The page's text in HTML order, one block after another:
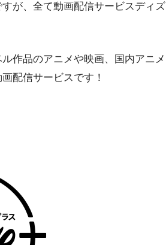
が、全て動画配信サービスディズ
作品のアニメや映画、国内アニメ
配信サービスです！